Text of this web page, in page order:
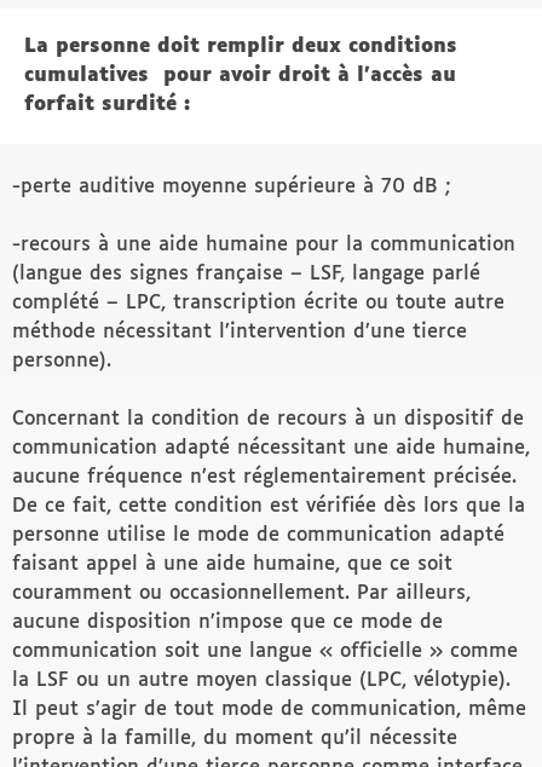
La personne doit remplir deux conditions
cumulatives pour avoir droit à l’accès au
forfait surdité :
-perte auditive moyenne supérieure à 70 dB ;
-recours à une aide humaine pour la communication
(langue des signes française – LSF, langage parlé
complété – LPC, transcription écrite ou toute autre
méthode nécessitant l’intervention d’une tierce
personne).
Concernant la condition de recours à un dispositif de
communication adapté nécessitant une aide humaine,
aucune fréquence n’est réglementairement précisée.
De ce fait, cette condition est vérifiée dès lors que la
personne utilise le mode de communication adapté
faisant appel à une aide humaine, que ce soit
couramment ou occasionnellement. Par ailleurs,
aucune disposition n’impose que ce mode de
communication soit une langue « officielle » comme
la LSF ou un autre moyen classique (LPC, vélotypie).
Il peut s’agir de tout mode de communication, même
propre à la famille, du moment qu’il nécessite